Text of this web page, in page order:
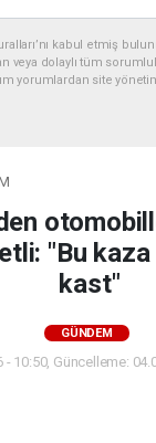
kabul etmiş
dolaylı tüm
yorumlardan site
"Bu
kast"
GÜNDEM
- 10:50, Güncelleme: